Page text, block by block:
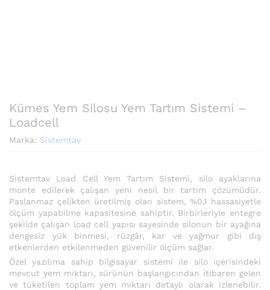
Kümes Yem Silosu Yem Tartım Sistemi –
Loadcell
Marka: Sistemtav
Sistemtav Load Cell Yem Tartım Sistemi, silo ayaklarına
monte edilerek çalışan yeni nesil bir tartım çözümüdür.
Paslanmaz çelikten üretilmiş olan sistem, %0,1 hassasiyetle
ölçüm yapabilme kapasitesine sahiptir. Birbirleriyle entegre
şekilde çalışan load cell yapısı sayesinde silonun bir ayağına
dengesiz yük binmesi, rüzgâr, kar ve yağmur gibi dış
etkenlerden etkilenmeden güvenilir ölçüm sağlar.
Özel yazılıma sahip bilgisayar sistemi ile silo içerisindeki
mevcut yem miktarı, sürünün başlangıcından itibaren gelen
ve tüketilen toplam yem miktarı detaylı olarak izlenebilir.